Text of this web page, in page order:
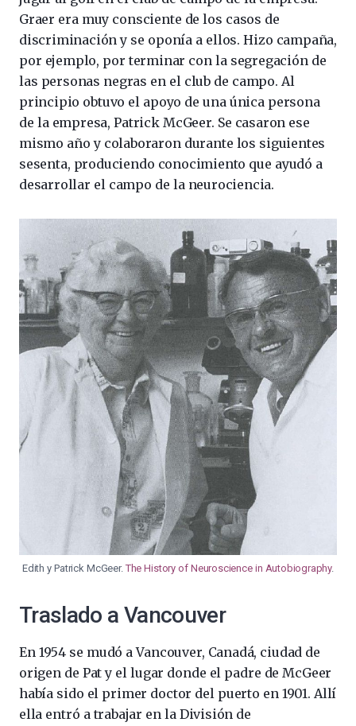
Graer era muy consciente de los casos de
discriminación y se oponía a ellos. Hizo campaña,
por ejemplo, por terminar con la segregación de
las personas negras en el club de campo. Al
principio obtuvo el apoyo de una única persona
de la empresa, Patrick McGeer. Se casaron ese
mismo año y colaboraron durante los siguientes
sesenta, produciendo conocimiento que ayudó a
desarrollar el campo de la neurociencia.
Edith y Patrick McGeer.The History of Neuroscience in Autobiography.
Traslado a Vancouver
En 1954 se mudó a Vancouver, Canadá, ciudad de
origen de Pat y el lugar donde el padre de McGeer
había sido el primer doctor del puerto en 1901. Allí
ella entró a trabajar en la División de